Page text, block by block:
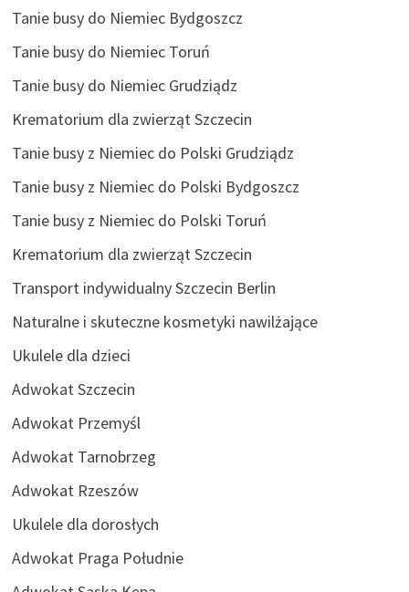
Tanie busy do Niemiec Bydgoszcz
Tanie busy do Niemiec Toruń
Tanie busy do Niemiec Grudziądz
Krematorium dla zwierząt Szczecin
Tanie busy z Niemiec do Polski Grudziądz
Tanie busy z Niemiec do Polski Bydgoszcz
Tanie busy z Niemiec do Polski Toruń
Krematorium dla zwierząt Szczecin
Transport indywidualny Szczecin Berlin
Naturalne i skuteczne kosmetyki nawilżające
Ukulele dla dzieci
Adwokat Szczecin
Adwokat Przemyśl
Adwokat Tarnobrzeg
Adwokat Rzeszów
Ukulele dla dorosłych
Adwokat Praga Południe